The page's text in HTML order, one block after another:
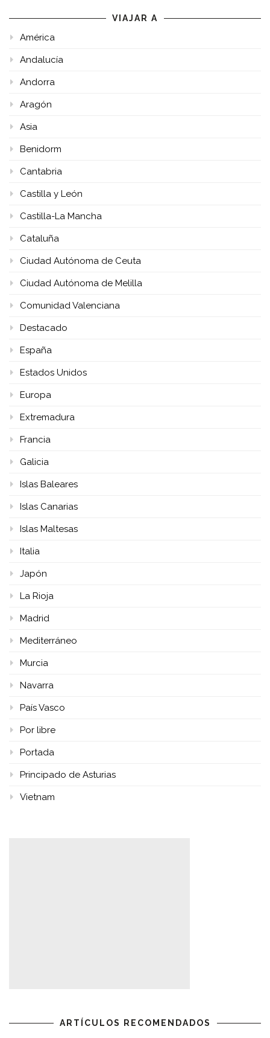
VIAJAR A
América
Andalucía
Andorra
Aragón
Asia
Benidorm
Cantabria
Castilla y León
Castilla-La Mancha
Cataluña
Ciudad Autónoma de Ceuta
Ciudad Autónoma de Melilla
Comunidad Valenciana
Destacado
España
Estados Unidos
Europa
Extremadura
Francia
Galicia
Islas Baleares
Islas Canarias
Islas Maltesas
Italia
Japón
La Rioja
Madrid
Mediterráneo
Murcia
Navarra
País Vasco
Por libre
Portada
Principado de Asturias
Vietnam
ARTÍCULOS RECOMENDADOS